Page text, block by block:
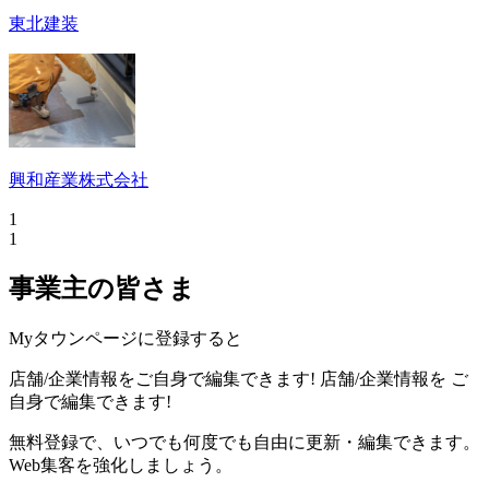
東北建装
興和産業株式会社
1
1
事業主の皆さま
Myタウンページに登録すると
店舗/企業情報をご自身で編集できます! 店舗/企業情報を ご
自身で編集できます!
無料登録で、いつでも何度でも自由に更新・編集できます。
Web集客を強化しましょう。